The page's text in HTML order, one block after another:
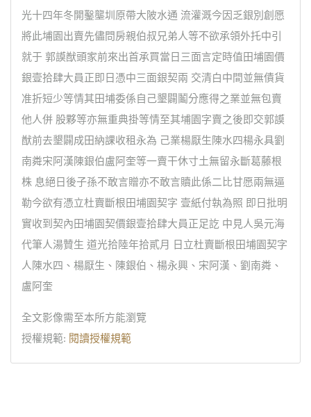
光十四年冬開鑿壟圳原帶大陂水通 流灌溉今因乏銀別創愿
將此埔園出賣先儘問房親伯叔兄弟人等不欲承領外托中引
就于 郭謨猷頭家前來出首承買當日三面言定時值田埔園價
銀壹拾肆大員正即日憑中三面銀契兩 交清白中間並無債貨
准折短少等情其田埔委係自己墾闢鬮分應得之業並無包賣
他人併 股夥等亦無重典掛等情至其埔園字賣之後即交郭謨
猷前去墾闢成田納課收租永為 己業楊厭生陳水四楊永具劉
南粦宋阿漢陳銀伯盧阿奎等一賣干休寸土無留永斷葛藤根
株 息絕日後子孫不敢言贈亦不敢言贖此係二比甘愿兩無逼
勒今欲有憑立杜賣斷根田埔園契字 壹紙付執為照 即日批明
實收到契內田埔園契價銀壹拾肆大員正足訖 中見人吳元海
代筆人湯贊生 道光拾陸年拾貳月 日立杜賣斷根田埔園契字
人陳水四、楊厭生、陳銀伯、楊永興、宋阿漢、劉南粦、
盧阿奎
全文影像需至本所方能瀏覽
授權規範: 閱讀授權規範